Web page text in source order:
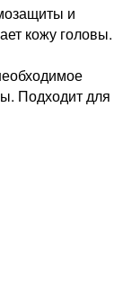
и
кожу головы.
Подходит для